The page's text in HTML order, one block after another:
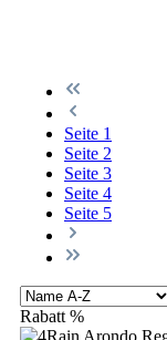
Seite 1
Seite 2
Seite 3
Seite 4
Seite 5
Rabatt %